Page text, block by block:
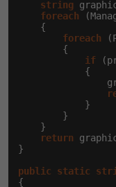
string
foreach
    {
foreach
        {
if
            {
            }
        }
    }
return
}
public
static
{